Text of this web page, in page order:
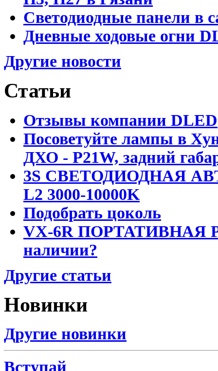
Светодиодные панели в
Дневные ходовые огни
Другие новости
Статьи
Отзывы компании DLED
Посоветуйте лампы в
ДХО - P21W, задний
3S СВЕТОДИОДНАЯ
L2 3000-10000K
Подобрать цоколь
VX-6R ПОРТАТИВНАЯ
наличии?
Другие статьи
Новинки
Другие новинки
Вступай